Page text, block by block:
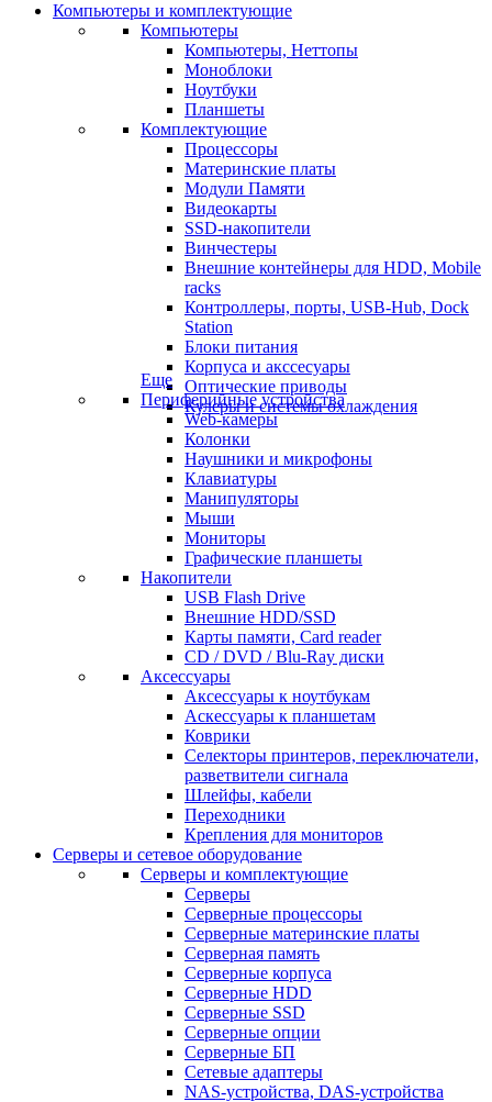
Компьютеры и комплектующие
Компьютеры
Компьютеры, Неттопы
Моноблоки
Ноутбуки
Планшеты
Комплектующие
Процессоры
Материнские платы
Модули Памяти
Видеокарты
SSD-накопители
Винчестеры
Внешние контейнеры для HDD, Mobile
racks
Контроллеры, порты, USB-Hub, Dock
Station
Блоки питания
Корпуса и акссесуары
Оптические приводы
Кулеры и системы охлаждения
Еще
Периферийные устройства
Web-камеры
Колонки
Наушники и микрофоны
Клавиатуры
Манипуляторы
Мыши
Мониторы
Графические планшеты
Накопители
USB Flash Drive
Внешние HDD/SSD
Карты памяти, Card reader
CD / DVD / Blu-Ray диски
Аксессуары
Аксессуары к ноутбукам
Аскессуары к планшетам
Коврики
Селекторы принтеров, переключатели,
разветвители сигнала
Шлейфы, кабели
Переходники
Крепления для мониторов
Серверы и сетевое оборудование
Серверы и комплектующие
Серверы
Серверные процессоры
Серверные материнские платы
Серверная память
Серверные корпуса
Серверные HDD
Серверные SSD
Серверные опции
Серверные БП
Сетевые адаптеры
NAS-устройства, DAS-устройства